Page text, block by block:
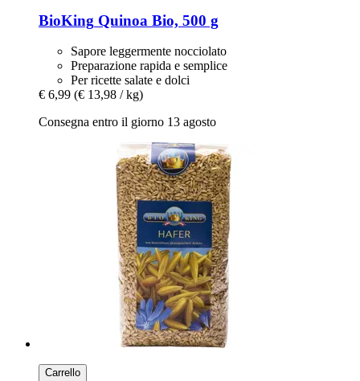
BioKing Quinoa Bio, 500 g
Sapore leggermente nocciolato
Preparazione rapida e semplice
Per ricette salate e dolci
€ 6,99 (€ 13,98 / kg)
Consegna entro il giorno 13 agosto
Carrello